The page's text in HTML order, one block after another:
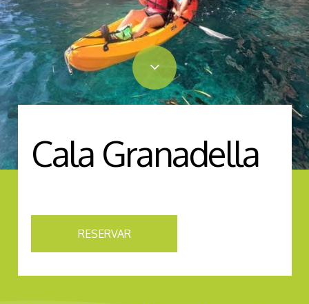
Cala Granadella
RESERVAR